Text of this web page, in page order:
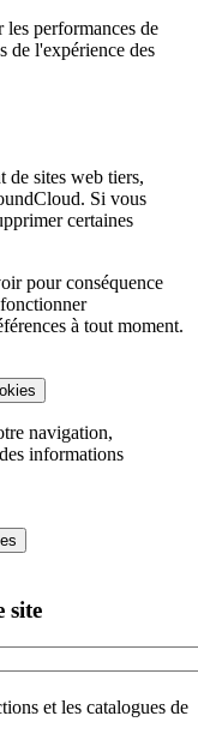
performances de
de l'expérience des
de sites web tiers,
Si vous
certaines
pour conséquence
à tout moment.
navigation,
informations
site
et les catalogues de